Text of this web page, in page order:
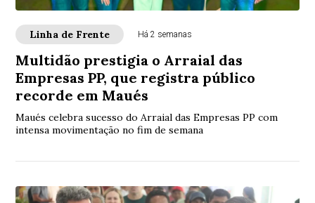
Linha de Frente Há 2 semanas
Multidão prestigia o Arraial das
Empresas PP, que registra público
recorde em Maués
Maués celebra sucesso do Arraial das Empresas PP com
intensa movimentação no fim de semana